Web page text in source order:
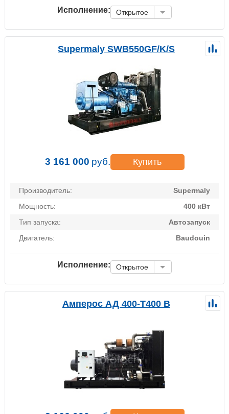
Исполнение: Открытое
Supermaly SWB550GF/K/S
3 161 000 руб. Купить
Производитель:
Supermaly
Мощность:
400 кВт
Тип запуска:
Автозапуск
Двигатель:
Baudouin
Исполнение: Открытое
Амперос АД 400-Т400 B